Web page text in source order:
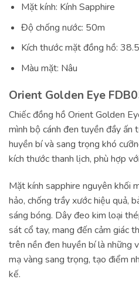
Mặt kính: Kính Sapphire
Độ chống nước: 50m
Kích thước mặt đồng hồ:
Màu mặt: Nâu
Orient Golden Eye
Chiếc đồng hồ Orient Golden
mình bộ cánh đen tuyền đầy
huyền bí và sang trọng khó
kích thước thanh lịch, phù hợp
Mặt kính sapphire nguyên khối
hảo, chống trầy xước hiệu quả,
sáng bóng. Dây đeo kim loại
sát cổ tay, mang đến cảm giác
trên nền đen huyền bí là những
mạ vàng sang trọng, tạo điểm
kế.